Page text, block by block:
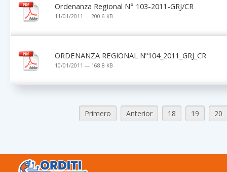
Ordenanza Regional N° 103-2011-GRJ/CR
11/01/2011 — 200.6 KB
ORDENANZA REGIONAL Nº104_2011_GRJ_CR
10/01/2011 — 168.8 KB
Primero Anterior 18 19 20